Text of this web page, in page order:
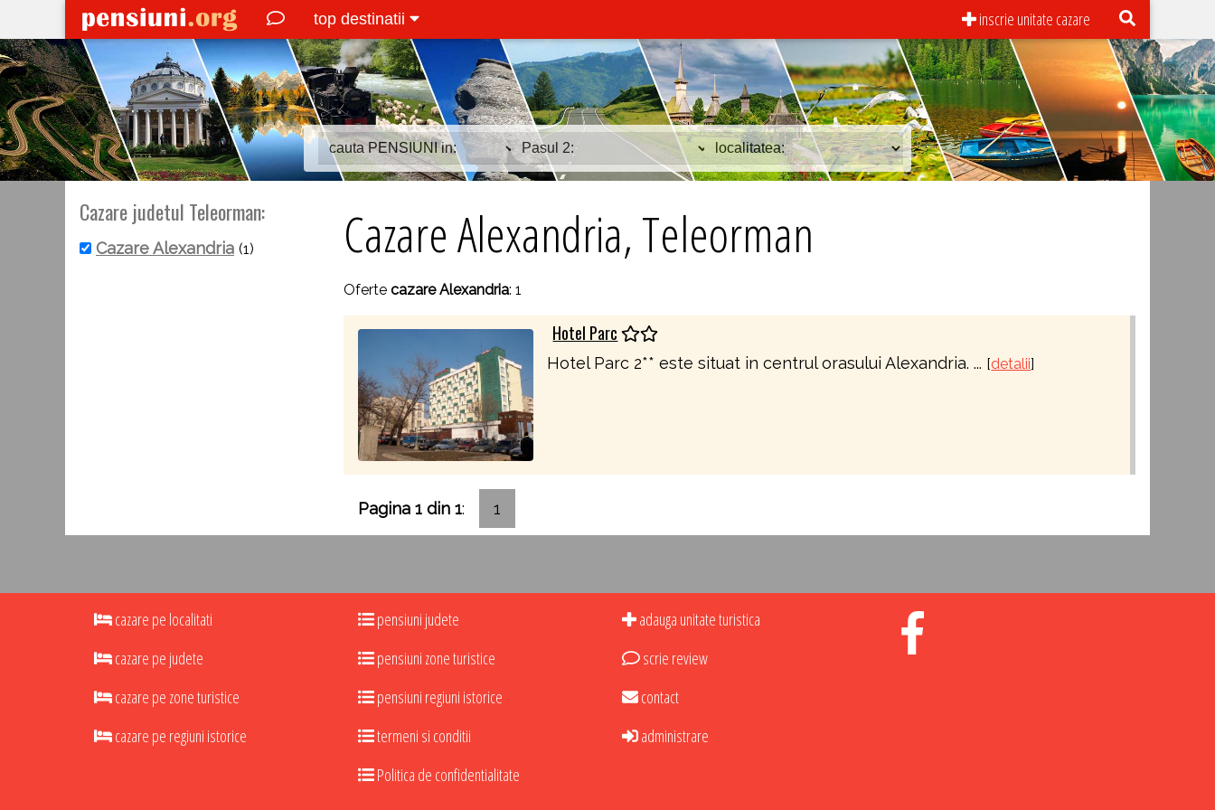
top destinatii inscrie unitate cazare
Cazare judetul Teleorman:
Cazare Alexandria (1) Cazare Alexandria, Teleorman
Oferte cazare Alexandria: 1
Hotel Parc
Hotel Parc 2** este situat in centrul orasului Alexandria. ... [detalii]
Pagina 1 din 1: 1
cazare pe localitati
cazare pe judete
cazare pe zone turistice
cazare pe regiuni istorice
pensiuni judete
pensiuni zone turistice
pensiuni regiuni istorice
termeni si conditii
Politica de confidentialitate
adauga unitate turistica
scrie review
contact
administrare